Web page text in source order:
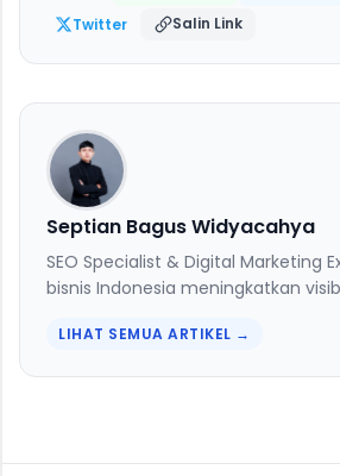
Twitter
Salin Link
Septian Bagus Widyacahya
SEO Specialist & Digital Marketing
bisnis Indonesia meningkatkan
LIHAT SEMUA ARTIKEL →